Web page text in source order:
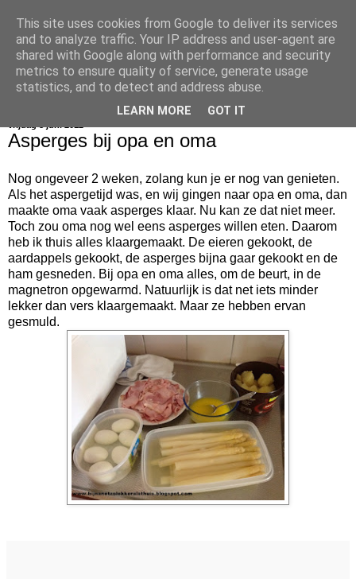
bijna net zo lekker als thuis
Asperges bij opa en oma
Nog ongeveer 2 weken, zolang kun je er nog van genieten.
Als het aspergetijd was, en wij gingen naar opa en oma, dan
maakte oma vaak asperges klaar. Nu kan ze dat niet meer.
Toch zou oma nog wel eens asperges willen eten. Daarom
heb ik thuis alles klaargemaakt. De eieren gekookt, de
aardappels gekookt, de asperges bijna gaar gekookt en de
ham gesneden. Bij opa en oma alles, om de beurt, in de
magnetron opgewarmd. Natuurlijk is dat net iets minder
lekker dan vers klaargemaakt. Maar ze hebben ervan
gesmuld.
This site uses cookies from Google to deliver its services
and to analyze traffic. Your IP address and user-agent are
shared with Google along with performance and security
metrics to ensure quality of service, generate usage
statistics, and to detect and address abuse.
LEARN MORE GOT IT